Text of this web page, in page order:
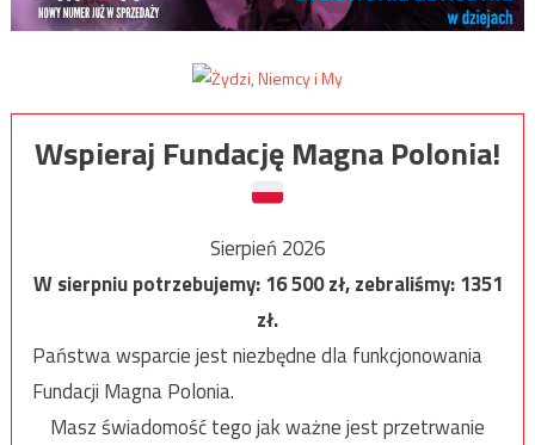
Wspieraj Fundację Magna Polonia!
Sierpień 2026
W sierpniu potrzebujemy:16 500zł, zebraliśmy:1351
zł.
Państwa wsparcie jest niezbędne dla funkcjonowania
Fundacji Magna Polonia.
Masz świadomość tego jak ważne jest przetrwanie